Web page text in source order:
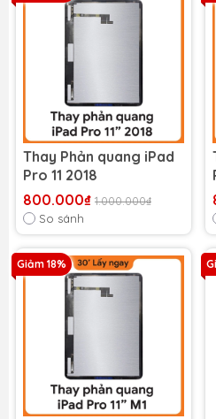
Thay Phản quang iPad
Pro 11 2018
800.000₫ 1.000.000₫
So sánh
Giảm 18%